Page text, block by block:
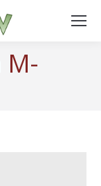
M-